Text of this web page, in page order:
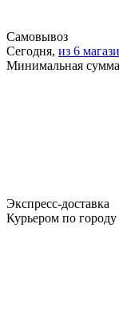
Самовывоз
Сегодня, из 6
Минимальная сумма
Экспресс-доставка
Курьером по